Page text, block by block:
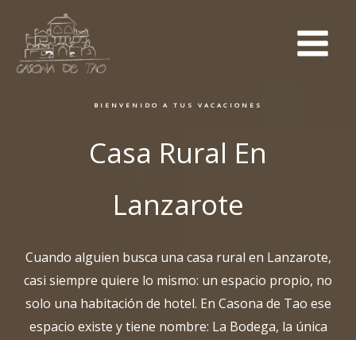
contenido
BIENVENIDO A TUS VACACIONES
Casa Rural En
Lanzarote
Cuando alguien busca una casa rural en Lanzarote,
casi siempre quiere lo mismo: un espacio propio, no
solo una habitación de hotel. En Casona de Tao ese
espacio existe y tiene nombre: La Bodega, la única